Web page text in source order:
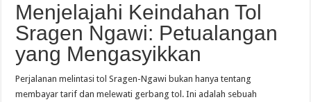
Menjelajahi Keindahan Tol
Sragen Ngawi: Petualangan
yang Mengasyikkan
Perjalanan melintasi tol Sragen-Ngawi bukan hanya tentang
membayar tarif dan melewati gerbang tol. Ini adalah sebuah